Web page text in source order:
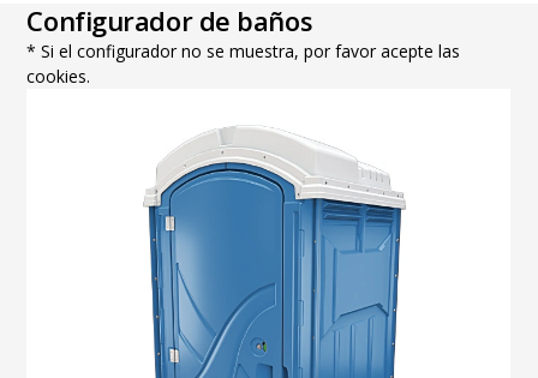
Configurador de baños
* Si el configurador no se muestra, por favor acepte las
cookies.